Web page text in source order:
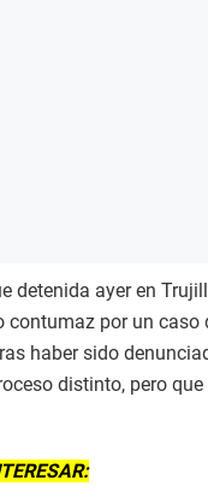
detenida ayer en
contumaz por un
haber sido
distinto, pero